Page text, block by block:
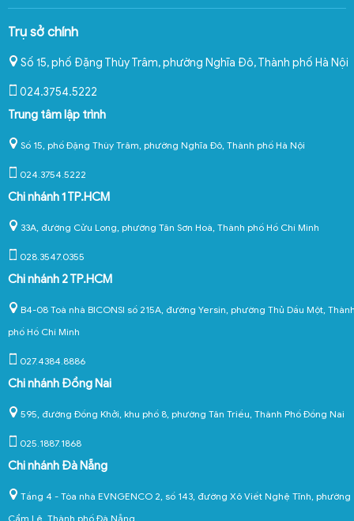
Trụ sở chính
Số 15, phố Đặng Thùy Trâm, phường Nghĩa Đô,Thành phố Hà Nội
024.3754.5222
Trung tâm lập trình
Số 15, phố Đặng Thùy Trâm, phường Nghĩa Đô, Thành phố Hà Nội
024.3754.5222
Chi nhánh 1 TP.HCM
33A, đường Cửu Long, phường Tân Sơn Hoà, Thành phố Hồ Chí Minh
028.3547.0355
Chi nhánh 2 TP.HCM
B4-08 Toà nhà BICONSI số 215A, đường Yersin, phường Thủ Dầu Một,
phố Hồ Chí Minh
027.4384.8886
Chi nhánh Đồng Nai
595, đường Đồng Khởi, khu phố 8, phường Tân Triều, Thành Phố Đồng Nai
025.1887.1868
Chi nhánh Đà Nẵng
Tầng 4 - Tòa nhà EVNGENCO 2, số 143, đường Xô Viết Nghệ Tĩnh, phường
Cẩm Lệ, Thành phố Đà Nẵng